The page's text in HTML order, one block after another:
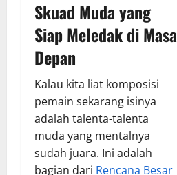
Skuad Muda yang
Siap Meledak di Masa
Depan
Kalau kita liat komposisi
pemain sekarang isinya
adalah talenta-talenta
muda yang mentalnya
sudah juara. Ini adalah
bagian dari Rencana Besar